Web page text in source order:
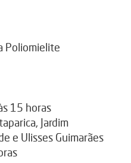
Poliomielite
15 horas
Jardim
e Ulisses Guimarães